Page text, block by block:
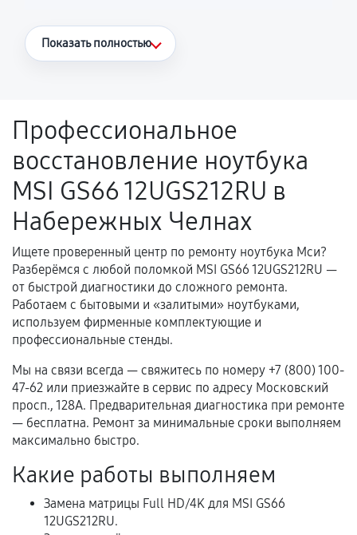
Что считается гарантийным случаем
Поломка установленной детали при
нормальной эксплуатации в течение
гарантийного срока.
Несоответствие комплектующей заявленным
техническим характеристикам.
Документы для подтверждения
гарантии
Гарантийный талон.
Акт выполненных работ с датой, перечнем
услуг и сроком гарантии.
Документы на установленные комплектующие
и кассовый чек.
Расширенная гарантия
В некоторых случаях возможно оформление
Показать полностью
Профессиональное
восстановление ноутбука
MSI GS66 12UGS212RU в
Набережных Челнах
Ищете проверенный центр по ремонту ноутбука Мси?
Разберёмся с любой поломкой MSI GS66 12UGS212RU —
от быстрой диагностики до сложного ремонта.
Работаем с бытовыми и «залитыми» ноутбуками,
используем фирменные комплектующие и
профессиональные стенды.
Мы на связи всегда — свяжитесь по номеру +7 (800) 100-
47-62 или приезжайте в сервис по адресу Московский
просп., 128А. Предварительная диагностика при ремонте
— бесплатна. Ремонт за минимальные сроки выполняем
максимально быстро.
Какие работы выполняем
Замена матрицы Full HD/4K для MSI GS66
12UGS212RU.